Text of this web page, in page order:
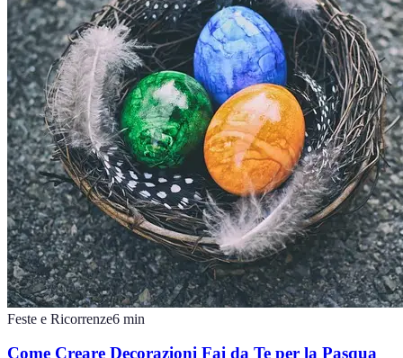
Feste e Ricorrenze6 min
Come Creare Decorazioni Fai da Te per la Pasqua